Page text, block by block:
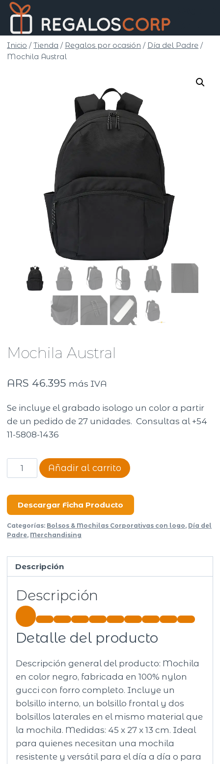
Saltar
contenido
Inicio / Tienda / Regalos por ocasión / Día del Padre /
Mochila Austral
Mochila Austral
ARS 46.395 más IVA
Se incluye el grabado isologo un color a partir
de un pedido de 27 unidades. Consultas al +54
11-5808-1436
Mochila
Austral
Añadir al carrito
Descargar Ficha Producto
Categorías: Bolsos & Mochilas Corporativas con logo, Día del
Padre, Merchandising
Descripción
Descripción
Detalle del producto
Descripción general del producto: Mochila
en color negro, fabricada en 100% nylon
gucci con forro completo. Incluye un
bolsillo interno, un bolsillo frontal y dos
bolsillos laterales en el mismo material que
la mochila. Medidas: 45 x 27 x 13 cm. Ideal
para quienes necesitan una mochila
resistente y versátil para el día a día o para